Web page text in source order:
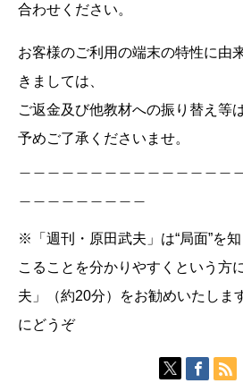
合わせください。
お客様のご利用の端末の特性に由
きましては、
ご返金及び他教材への振り替え等
予めご了承くださいませ。
※「週刊・原田武夫」は“局面”を
こることを分かりやすくという方
夫」（約20分）をお勧めいたしま
にどうぞ